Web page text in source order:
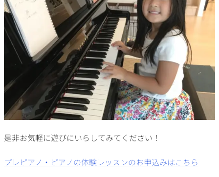
是非お気軽に遊びにいらしてみてください！
プレピアノ・ピアノの体験レッスンのお申込みはこちら